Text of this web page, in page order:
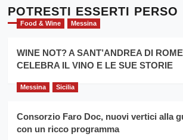
l’
evento
per
la
filiera
grano
Cronoscalata
Giarre
Montesalice
per
il
anno
Franco
Caruso
POTRESTI ESSERTI PERSO
Food & Wine Messina
WINE NOT? A SANT’ANDREA DI
CELEBRA IL VINO E LE SUE STORIE
Messina Sicilia
Consorzio Faro Doc, nuovi vertici alla
con un ricco programma